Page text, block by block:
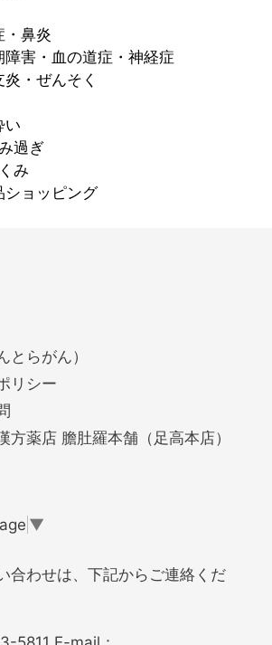
・鼻炎
障害・血の道症・神経症
・ぜんそく
い
過ぎ
み
ショッピング
とらがん）
リシー
方薬店 膽肚羅本舗（足高本店）
▼
合わせは、下記からご連絡くだ